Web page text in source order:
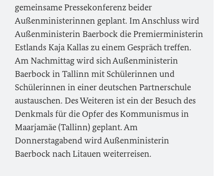
gemeinsame Pressekonferenz beider
Außenministerinnen geplant. Im Anschluss wird
Außenministerin Baerbock die Premierministerin
Estlands Kaja Kallas zu einem Gespräch treffen.
Am Nachmittag wird sich Außenministerin
Baerbock in Tallinn mit Schülerinnen und
Schülerinnen in einer deutschen Partnerschule
austauschen. Des Weiteren ist ein der Besuch des
Denkmals für die Opfer des Kommunismus in
Maarjamäe (Tallinn) geplant. Am
Donnerstagabend wird Außenministerin
Baerbock nach Litauen weiterreisen.